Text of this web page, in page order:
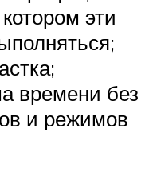
эти
времени без
и режимов